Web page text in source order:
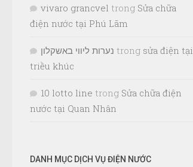
vivaro grancvel trong Sửa chữa
điện nước tại Phú Lãm
נערות ליווי באשקלון trong sửa điện tại
triều khúc
10 lotto line trong Sửa chữa điện
nước tại Quan Nhân
DANH MỤC DỊCH VỤ ĐIỆN NƯỚC